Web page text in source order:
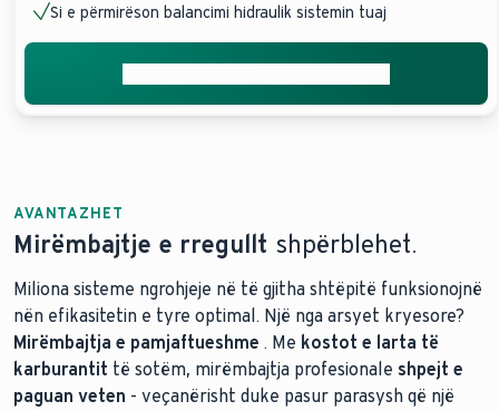
Si e përmirëson balancimi hidraulik sistemin tuaj
AVANTAZHET
Mirëmbajtje e rregullt shpërblehet.
Miliona sisteme ngrohjeje në të gjitha shtëpitë funksionojnë
nën efikasitetin e tyre optimal. Një nga arsyet kryesore?
Mirëmbajtja e pamjaftueshme . Me kostot e larta të
karburantit të sotëm, mirëmbajtja profesionale shpejt e
paguan veten - veçanërisht duke pasur parasysh që një